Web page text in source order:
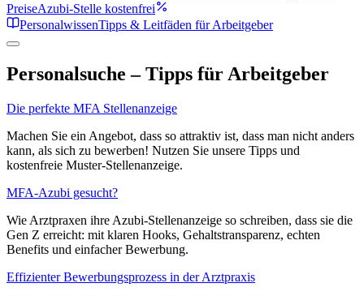
PreiseAzubi-Stelle kostenfrei
PersonalwissenTipps & Leitfäden für Arbeitgeber
Personalsuche – Tipps für Arbeitgeber
Die perfekte MFA Stellenanzeige
Machen Sie ein Angebot, dass so attraktiv ist, dass man nicht anders
kann, als sich zu bewerben! Nutzen Sie unsere Tipps und
kostenfreie Muster-Stellenanzeige.
MFA-Azubi gesucht?
Wie Arztpraxen ihre Azubi-Stellenanzeige so schreiben, dass sie die
Gen Z erreicht: mit klaren Hooks, Gehaltstransparenz, echten
Benefits und einfacher Bewerbung.
Effizienter Bewerbungsprozess in der Arztpraxis